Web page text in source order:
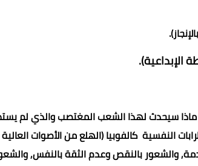
الإبداعية).
ماذا سيحدث لهذا الشعب المغتصب والذي لم
النفسية كالفوبيا (الهلع من الأصوات العالية
والشعور بالنقص وعدم الثقة بالنفس,